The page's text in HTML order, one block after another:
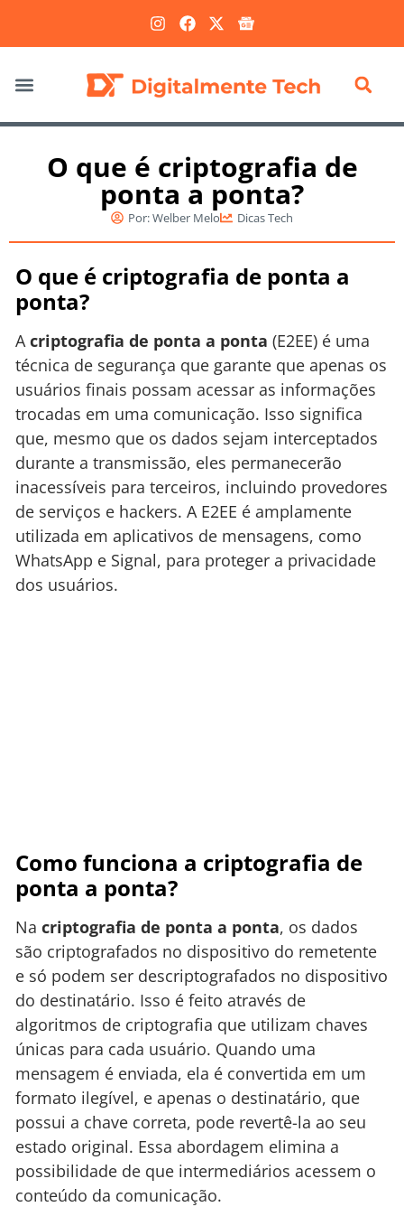
O que é criptografia de
ponta a ponta?
Por:Welber Melo Dicas Tech
O que é criptografia de ponta a
ponta?
Acriptografia de ponta a ponta (E2EE) é uma
técnica de segurança que garante que apenas os
usuários finais possam acessar as informações
trocadas em uma comunicação. Isso significa
que, mesmo que os dados sejam interceptados
durante a transmissão, eles permanecerão
inacessíveis para terceiros, incluindo provedores
de serviços e hackers. A E2EE é amplamente
utilizada em aplicativos de mensagens, como
WhatsApp e Signal, para proteger a privacidade
dos usuários.
Como funciona a criptografia de
ponta a ponta?
Na criptografia de ponta a ponta, os dados
são criptografados no dispositivo do remetente
e só podem ser descriptografados no dispositivo
do destinatário. Isso é feito através de
algoritmos de criptografia que utilizam chaves
únicas para cada usuário. Quando uma
mensagem é enviada, ela é convertida em um
formato ilegível, e apenas o destinatário, que
possui a chave correta, pode revertê-la ao seu
estado original. Essa abordagem elimina a
possibilidade de que intermediários acessem o
conteúdo da comunicação.